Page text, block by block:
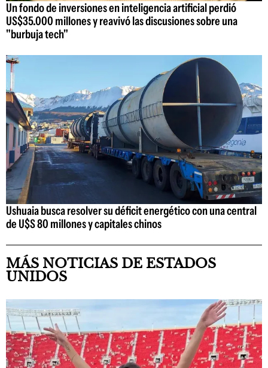
Un fondo de inversiones en inteligencia artificial perdió
US$35.000 millones y reavivó las discusiones sobre una
"burbuja tech"
Ushuaia busca resolver su déficit energético con una central
de U$S 80 millones y capitales chinos
MÁS NOTICIAS DE ESTADOS
UNIDOS